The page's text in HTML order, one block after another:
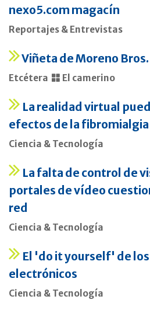
nexo5.com magacín
Reportajes & Entrevistas
Viñeta de Moreno
Etcétera El camerino
La realidad virtual
efectos de la fibromialgia
Ciencia & Tecnología
La falta de control de
portales de vídeo
red
Ciencia & Tecnología
El 'do it yourself' de
electrónicos
Ciencia & Tecnología